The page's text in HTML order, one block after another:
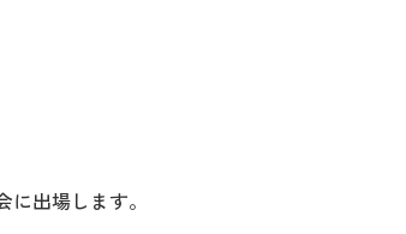
出場します。